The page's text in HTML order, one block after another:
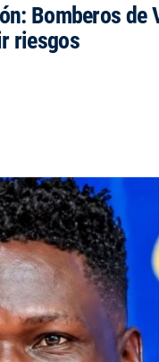
Bomberos de
riesgos